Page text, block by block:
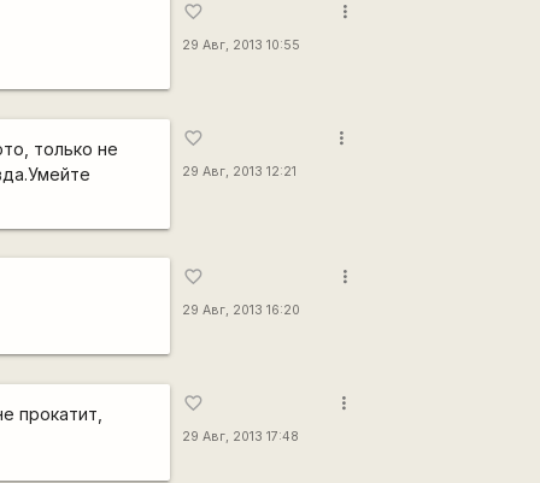
favorite_border
29 Авг, 2013 10:55
more_vert
только не
favorite_border
29 Авг, 2013 12:21
more_vert
favorite_border
29 Авг, 2013 16:20
more_vert
прокатит,
favorite_border
29 Авг, 2013 17:48
more_vert